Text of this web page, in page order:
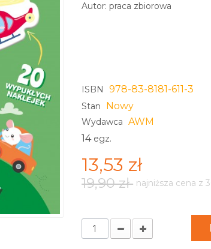
Autor: praca zbiorowa
ISBN 978-83-8181-611-3
Stan Nowy
Wydawca AWM
14 egz.
13,53 zł
19,90 zł najniższa cena z